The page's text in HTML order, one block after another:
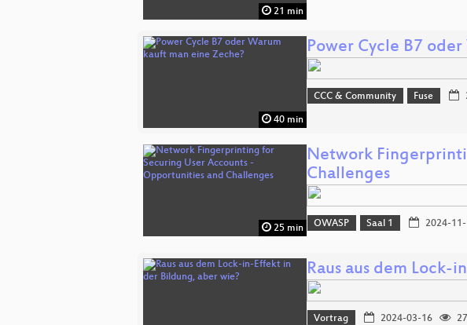
21 min
40 min
Power Cycle B7
CCC & Community Fuse
25 min
Network
Challenges
OWASP Saal 1 2024-
Raus aus dem
Vortrag 2024-03-16